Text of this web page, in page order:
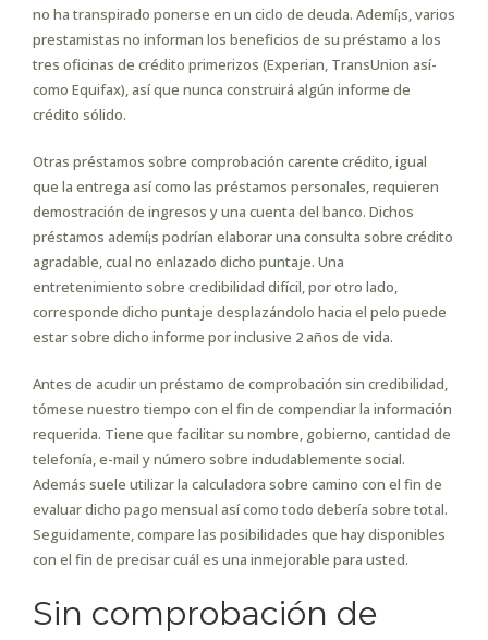
no ha transpirado ponerse en un ciclo de deuda. Ademí¡s, varios
prestamistas no informan los beneficios de su préstamo a los
tres oficinas de crédito primerizos (Experian, TransUnion así­
como Equifax), así que nunca construirá algún informe de
crédito sólido.
Otras préstamos sobre comprobación carente crédito, igual
que la entrega así­ como las préstamos personales, requieren
demostración de ingresos y una cuenta del banco. Dichos
préstamos ademí¡s podrían elaborar una consulta sobre crédito
agradable, cual no enlazado dicho puntaje. Una
entretenimiento sobre credibilidad difícil, por otro lado,
corresponde dicho puntaje desplazándolo hacia el pelo puede
estar sobre dicho informe por inclusive 2 años de vida.
Antes de acudir un préstamo de comprobación sin credibilidad,
tómese nuestro tiempo con el fin de compendiar la información
requerida. Tiene que facilitar su nombre, gobierno, cantidad de
telefonía, e-mail y número sobre indudablemente social.
Además suele utilizar la calculadora sobre camino con el fin de
evaluar dicho pago mensual así­ como todo debería sobre total.
Seguidamente, compare las posibilidades que hay disponibles
con el fin de precisar cuál es una inmejorable para usted.
Sin comprobación de